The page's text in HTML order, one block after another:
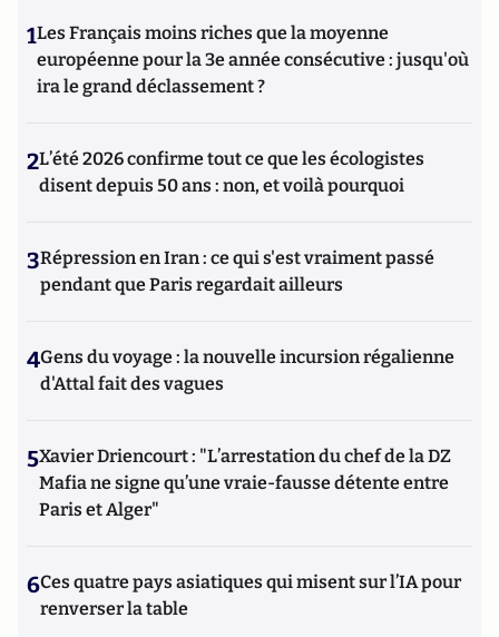
1Les Français moins riches que la moyenne
européenne pour la 3e année consécutive : jusqu'où
ira le grand déclassement ?
2L’été 2026 confirme tout ce que les écologistes
disent depuis 50 ans : non, et voilà pourquoi
3Répression en Iran : ce qui s'est vraiment passé
pendant que Paris regardait ailleurs
4Gens du voyage : la nouvelle incursion régalienne
d'Attal fait des vagues
5Xavier Driencourt : "L’arrestation du chef de la DZ
Mafia ne signe qu’une vraie-fausse détente entre
Paris et Alger"
6Ces quatre pays asiatiques qui misent sur l’IA pour
renverser la table